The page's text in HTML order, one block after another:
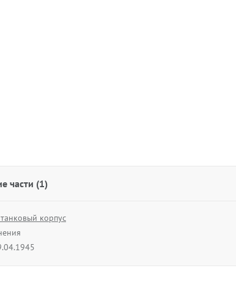
части (1)
корпус